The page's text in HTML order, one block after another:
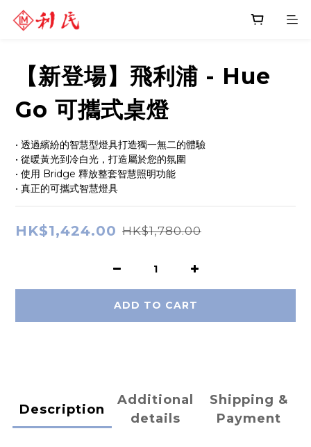
【新登場】飛利浦 - Hue
Go 可攜式桌燈
• 透過繽紛的智慧型燈具打造獨一無二的體驗
• 從暖黃光到冷白光，打造屬於您的氛圍
• 使用 Bridge 釋放整套智慧照明功能
• 真正的可攜式智慧燈具
HK$1,424.00 HK$1,780.00
ADD TO CART
Description
Additional
details
Shipping &
Payment